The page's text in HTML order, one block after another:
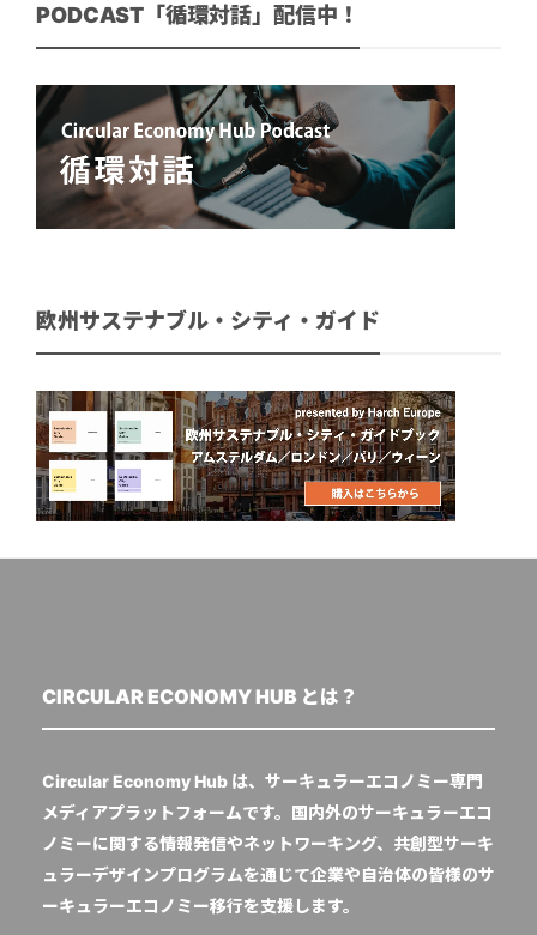
PODCAST「循環対話」配信中！
欧州サステナブル・シティ・ガイド
CIRCULAR ECONOMY HUB とは？
Circular Economy Hub は、サーキュラーエコノミー専門
メディアプラットフォームです。国内外のサーキュラーエコ
ノミーに関する情報発信やネットワーキング、共創型サーキ
ュラーデザインプログラムを通じて企業や自治体の皆様のサ
ーキュラーエコノミー移行を支援します。